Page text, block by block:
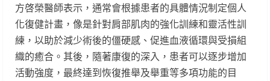
方啓榮醫師表示，通常會根據患者的具體情況制定個人
化復健計畫，像是針對肩部肌肉的強化訓練和靈活性訓
練，以助於減少術後的僵硬感、促進血液循環與受損組
織的癒合。其後，隨著康復的深入，患者可以逐步增加
活動強度，最終達到恢復推舉及舉重等多項功能的目